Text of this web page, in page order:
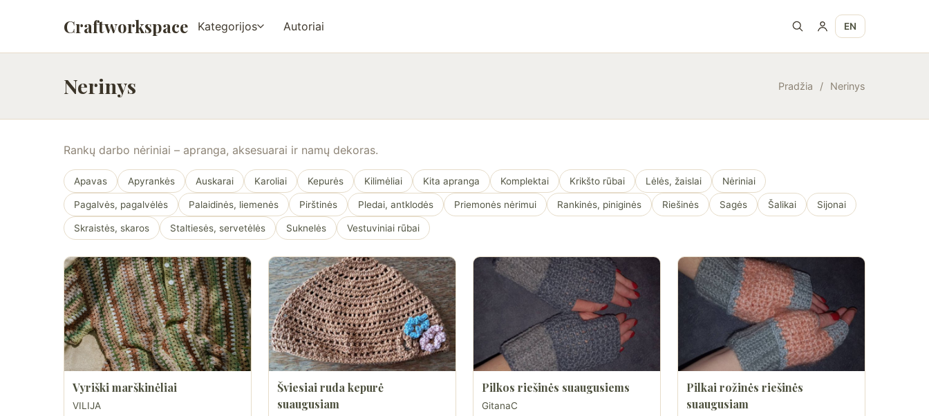
Craftworkspace Kategorijos Autoriai EN
Nerinys Pradžia / Nerinys
Rankų darbo nėriniai – apranga, aksesuarai ir namų dekoras.
Apavas Apyrankės Auskarai Karoliai Kepurės Kilimėliai Kita apranga Komplektai Krikšto rūbai Lėlės, žaislai Nėriniai
Pagalvės, pagalvėlės Palaidinės, liemenės Pirštinės Pledai, antklodės Priemonės nėrimui Rankinės, piniginės Riešinės Sagės Šalikai Sijonai
Skraistės, skaros Staltiesės, servetėlės Suknelės Vestuviniai rūbai
Vyriški marškinėliai
VILIJA
Šviesiai ruda kepurė
suaugusiam
Pilkos riešinės suaugusiems
GitanaC
Pilkai rožinės riešinės
suaugusiam